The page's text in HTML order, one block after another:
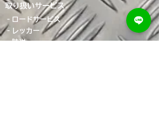
​取り扱いサービス
‐ロードサービス
‐レッカー
‐陸送